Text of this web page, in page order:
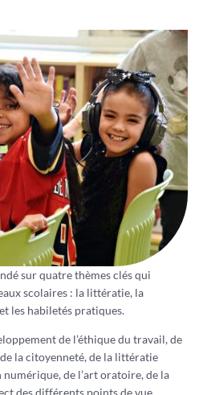
sur quatre thèmes clés qui
scolaires : la littératie, la
les habiletés pratiques.
de l’éthique du travail, de
la citoyenneté, de la littératie
de l’art oratoire, de la
des différents points de vue.